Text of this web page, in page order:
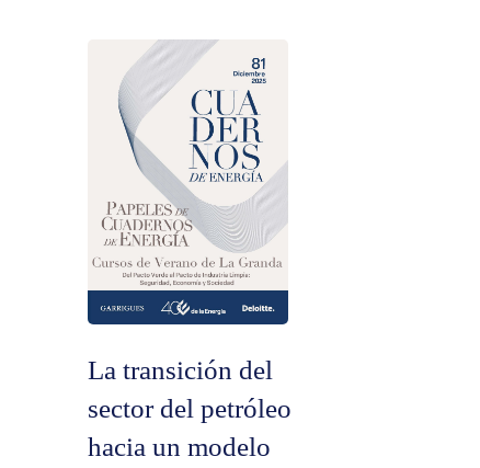
La transición del
sector del petróleo
hacia un modelo